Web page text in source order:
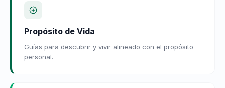
Propósito de Vida
Guías para descubrir y vivir alineado con el propósito
personal.